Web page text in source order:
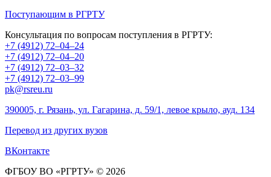
Поступающим в РГРТУ
Консультация по вопросам поступления в РГРТУ:
+7 (4912) 72–04–24
+7 (4912) 72–04–20
+7 (4912) 72–03–32
+7 (4912) 72–03–99
pk@rsreu.ru
390005, г. Рязань, ул. Гагарина, д. 59/1, левое крыло, ауд. 134
Перевод из других вузов
ВКонтакте
ФГБОУ ВО «РГРТУ» © 2026